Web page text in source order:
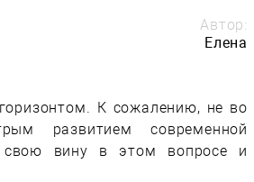
Автор:
Елена
К сожалению, не во
развитием современной
свою вину в этом вопросе и